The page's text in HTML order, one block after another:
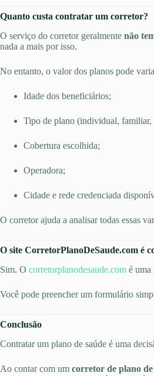
Quanto custa contratar um corretor?
O serviço do corretor geralmente não
nada a mais por isso.
No entanto, o valor dos planos pode
Idade dos beneficiários;
Tipo de plano (individual, familiar,
Cobertura escolhida;
Operadora;
Cidade e rede credenciada
O corretor ajuda a analisar todas essas
O site CorretorPlanoDeSaude.com é
Sim. O corretorplanodesaude.com é uma
Você pode preencher um formulário
Conclusão
Contratar um plano de saúde é uma
Ao contar com um corretor de plano